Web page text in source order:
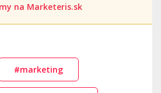
na Marketeris.sk
#marketing